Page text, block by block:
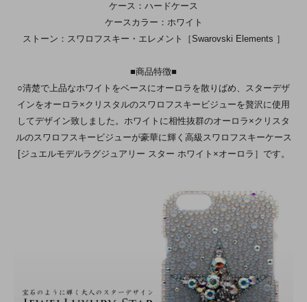
ケース：ハードケース
ケースカラー：ホワイト
ストーン：スワロフスキー・エレメント［Swarovski Elements ］
■商品特徴■
○清楚で上品なホワイトをベースにオーロラを散りばめ、スターデザ
インをオーロラ×クリスタルのスワロフスキービジューを贅沢に使用
してデザイン致しました。ホワイトに相性抜群のオーロラ×クリスタ
ルのスワロフスキービジューが豪華に輝く高級スワロフスキーケース
[ジュエルモデルラグジュアリー スター ホワイト×オーロラ］です。